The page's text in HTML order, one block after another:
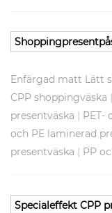
Enfärgad matt Lätt
CPP shoppingväska |
presentväska | PET-
och PE laminerad
presentväska | PP
Specialeffekt CPP